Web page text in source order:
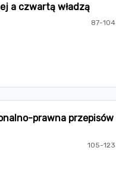
a czwartą władzą
87-104
prawna przepisów
105-123